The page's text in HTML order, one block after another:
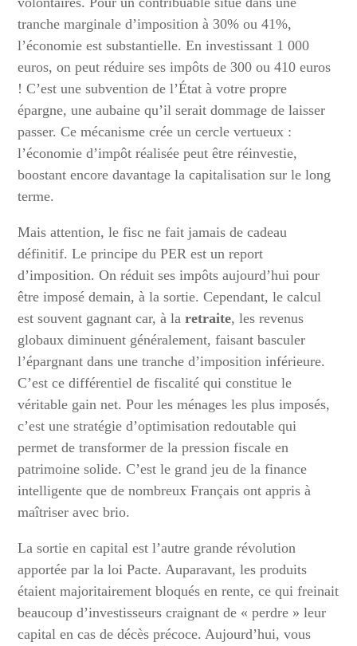
tranche marginale d’imposition à 30% ou 41%,
l’économie est substantielle. En investissant 1 000
euros, on peut réduire ses impôts de 300 ou 410 euros
! C’est une subvention de l’État à votre propre
épargne, une aubaine qu’il serait dommage de laisser
passer. Ce mécanisme crée un cercle vertueux :
l’économie d’impôt réalisée peut être réinvestie,
boostant encore davantage la capitalisation sur le long
terme.
Mais attention, le fisc ne fait jamais de cadeau
définitif. Le principe du PER est un report
d’imposition. On réduit ses impôts aujourd’hui pour
être imposé demain, à la sortie. Cependant, le calcul
est souvent gagnant car, à laretraite, les revenus
globaux diminuent généralement, faisant basculer
l’épargnant dans une tranche d’imposition inférieure.
C’est ce différentiel de fiscalité qui constitue le
véritable gain net. Pour les ménages les plus imposés,
c’est une stratégie d’optimisation redoutable qui
permet de transformer de la pression fiscale en
patrimoine solide. C’est le grand jeu de la finance
intelligente que de nombreux Français ont appris à
maîtriser avec brio.
La sortie en capital est l’autre grande révolution
apportée par la loi Pacte. Auparavant, les produits
étaient majoritairement bloqués en rente, ce qui freinait
beaucoup d’investisseurs craignant de « perdre » leur
capital en cas de décès précoce. Aujourd’hui, vous